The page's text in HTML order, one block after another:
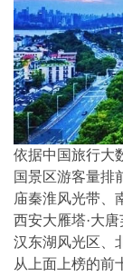
依据中国旅行大
国景区游客量排
庙秦淮风光带、
西安大雁塔·大
汉东湖风光区、
从上面上榜的前